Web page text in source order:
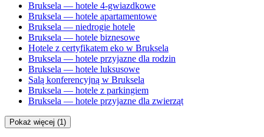
Bruksela — hotele 4-gwiazdkowe
Bruksela — hotele apartamentowe
Bruksela — niedrogie hotele
Bruksela — hotele biznesowe
Hotele z certyfikatem eko w Bruksela
Bruksela — hotele przyjazne dla rodzin
Bruksela — hotele luksusowe
Salą konferencyjną w Bruksela
Bruksela — hotele z parkingiem
Bruksela — hotele przyjazne dla zwierząt
Pokaż więcej (1)